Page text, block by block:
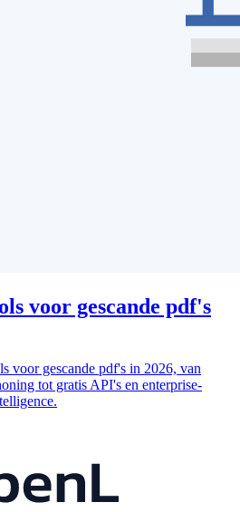
voor gescande pdf's
voor gescande pdf's in 2026, van
tot gratis API's en enterprise-